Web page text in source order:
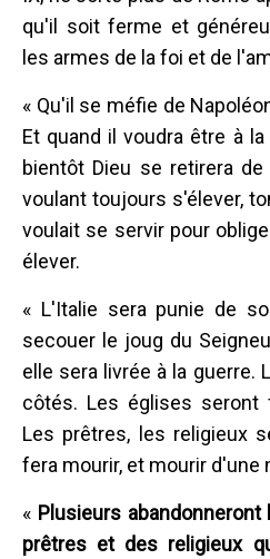
qu'il soit ferme et
les armes de la foi et de
« Qu'il se méfie de
Et quand il voudra être à
bientôt Dieu se retirera
voulant toujours s'élever,
voulait se servir pour
élever.
« L'Italie sera punie de
secouer le joug du
elle sera livrée à la guerre.
côtés. Les églises seront
Les prêtres, les religieux
fera mourir, et mourir d'une
« Plusieurs
prêtres et des religieux